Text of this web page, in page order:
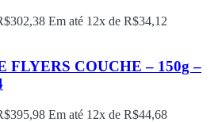
302,38 Em até 12x de R$34,12
FLYERS COUCHE – 150g –
395,98 Em até 12x de R$44,68